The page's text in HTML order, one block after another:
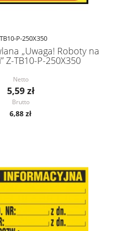
P-250X350
„Uwaga! Roboty na
Z-TB10-P-250X350
Netto
5,59 zł
Brutto
6,88 zł